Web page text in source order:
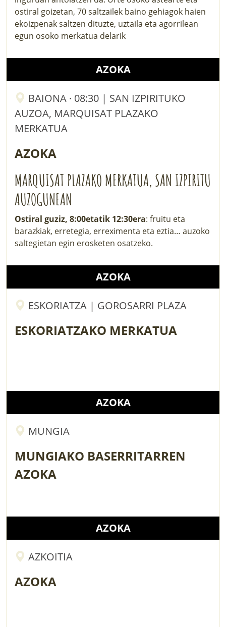
ostiral goizetan, 70 saltzailek baino gehiagok haien
ekoizpenak saltzen dituzte, uztaila eta agorrilean
egun osoko merkatua delarik
AZOKA
BAIONA · 08:30 | SAN IZPIRITUKO
AUZOA, MARQUISAT PLAZAKO
MERKATUA
AZOKA
MARQUISAT PLAZAKO MERKATUA, SAN IZPIRITU
AUZOGUNEAN
Ostiral guziz, 8:00etatik 12:30era: fruitu eta
barazkiak, erretegia, erreximenta eta eztia… auzoko
saltegietan egin erosketen osatzeko.
AZOKA
ESKORIATZA | GOROSARRI PLAZA
ESKORIATZAKO MERKATUA
AZOKA
MUNGIA
MUNGIAKO BASERRITARREN
AZOKA
AZOKA
AZKOITIA
AZOKA